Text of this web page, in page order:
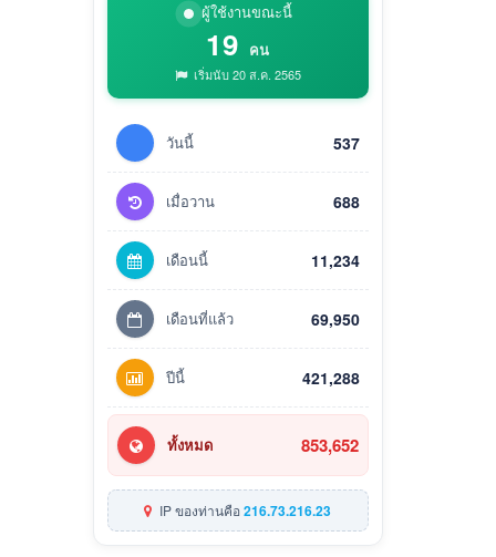
ผู้ใช้งานขณะนี้
19 คน
เริ่มนับ 20 ส.ค. 2565
วันนี้ 537
เมื่อวาน 688
เดือนนี้ 11,234
เดือนที่แล้ว 69,950
ปีนี้ 421,288
ทั้งหมด 853,652
IP ของท่านคือ216.73.216.23